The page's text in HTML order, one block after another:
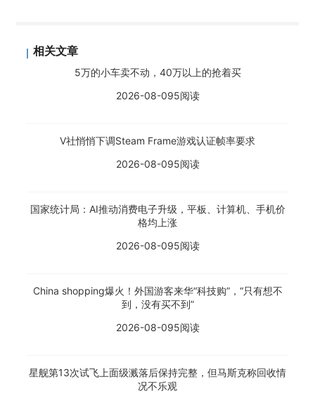
相关文章
5万的小车卖不动，40万以上的抢着买
2026-08-095阅读
V社悄悄下调Steam Frame游戏认证帧率要求
2026-08-095阅读
国家统计局：AI推动消费电子升级，平板、计算机、手机价
格均上涨
2026-08-095阅读
China shopping爆火！外国游客来华“科技购”，“只有想不
到，没有买不到”
2026-08-095阅读
星舰第13次试飞上面级溅落后保持完整，但马斯克称回收情
况不乐观